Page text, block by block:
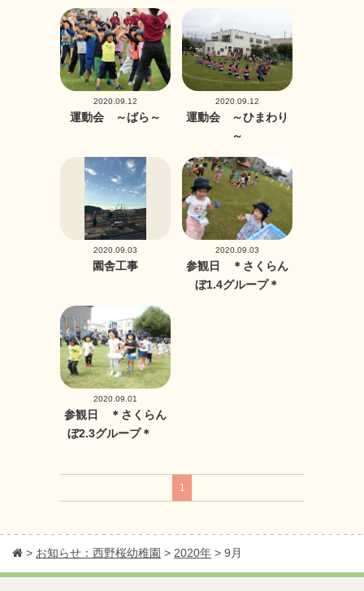
2020.09.12
運動会 ～ばら～
2020.09.12
運動会 ～ひまわり
～
2020.09.03
園舎工事
2020.09.03
参観日 ＊さくらん
ぼ1.4グループ＊
2020.09.01
参観日 ＊さくらん
ぼ2.3グループ＊
1
> お知らせ：西野桜幼稚園 > 2020年 > 9月